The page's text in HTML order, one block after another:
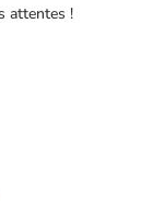
attentes !